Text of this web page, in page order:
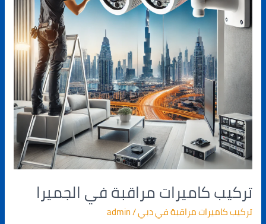
تركيب كاميرات مراقبة في الجميرا
تركيب كاميرات مراقبة في دبي/
admin